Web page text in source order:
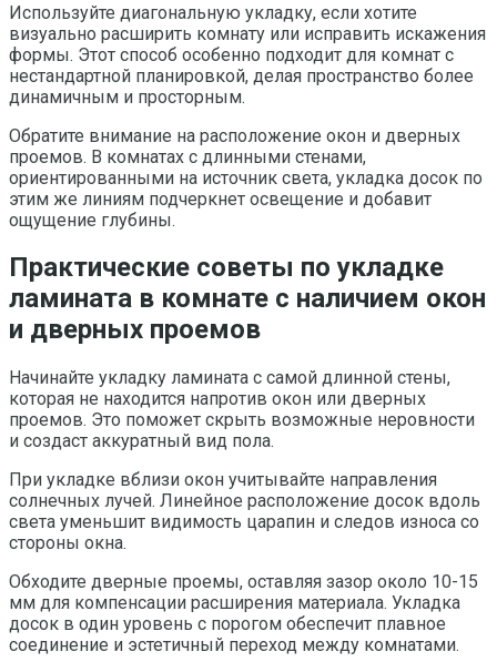
Используйте диагональную укладку, если хотите
визуально расширить комнату или исправить искажения
формы. Этот способ особенно подходит для комнат с
нестандартной планировкой, делая пространство более
динамичным и просторным.
Обратите внимание на расположение окон и дверных
проемов. В комнатах с длинными стенами,
ориентированными на источник света, укладка досок по
этим же линиям подчеркнет освещение и добавит
ощущение глубины.
Практические советы по укладке
ламината в комнате с наличием окон
и дверных проемов
Начинайте укладку ламината с самой длинной стены,
которая не находится напротив окон или дверных
проемов. Это поможет скрыть возможные неровности
и создаст аккуратный вид пола.
При укладке вблизи окон учитывайте направления
солнечных лучей. Линейное расположение досок вдоль
света уменьшит видимость царапин и следов износа со
стороны окна.
Обходите дверные проемы, оставляя зазор около 10-15
мм для компенсации расширения материала. Укладка
досок в один уровень с порогом обеспечит плавное
соединение и эстетичный переход между комнатами.